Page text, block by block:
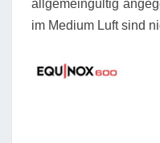
allgemeingültig
im Medium Luft sind